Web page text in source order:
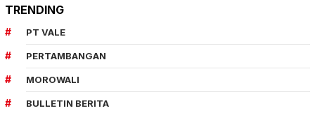
TRENDING
PT VALE
PERTAMBANGAN
MOROWALI
BULLETIN BERITA